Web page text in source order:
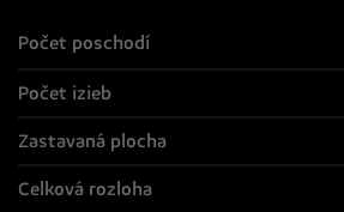
Počet poschodí
Počet izieb
Zastavaná plocha
Celková rozloha